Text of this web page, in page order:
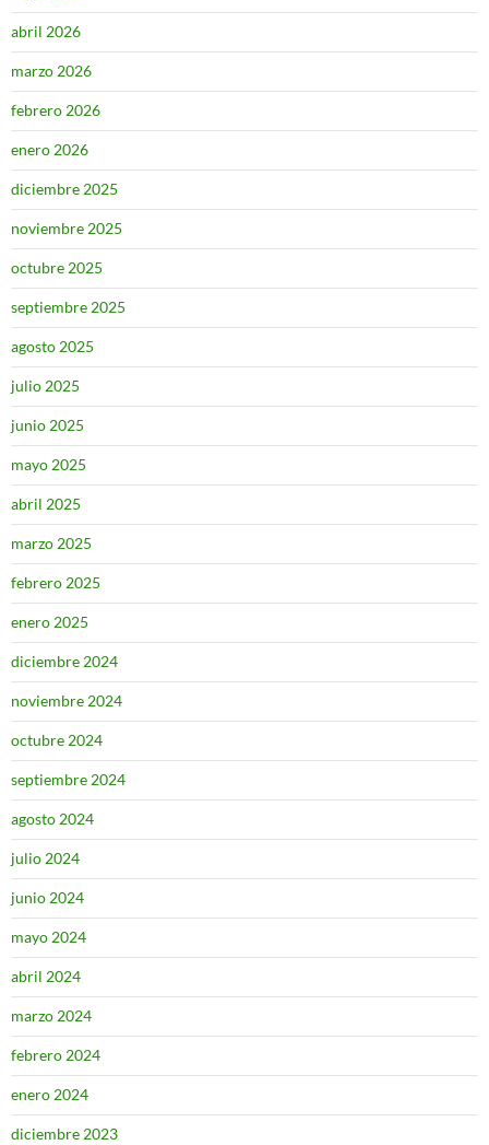
abril 2026
marzo 2026
febrero 2026
enero 2026
diciembre 2025
noviembre 2025
octubre 2025
septiembre 2025
agosto 2025
julio 2025
junio 2025
mayo 2025
abril 2025
marzo 2025
febrero 2025
enero 2025
diciembre 2024
noviembre 2024
octubre 2024
septiembre 2024
agosto 2024
julio 2024
junio 2024
mayo 2024
abril 2024
marzo 2024
febrero 2024
enero 2024
diciembre 2023